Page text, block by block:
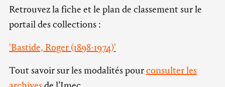
Retrouvez la fiche et le plan de classement sur le
portail des collections :
'Bastide, Roger (1898-1974)'
Tout savoir sur les modalités pourconsulter les